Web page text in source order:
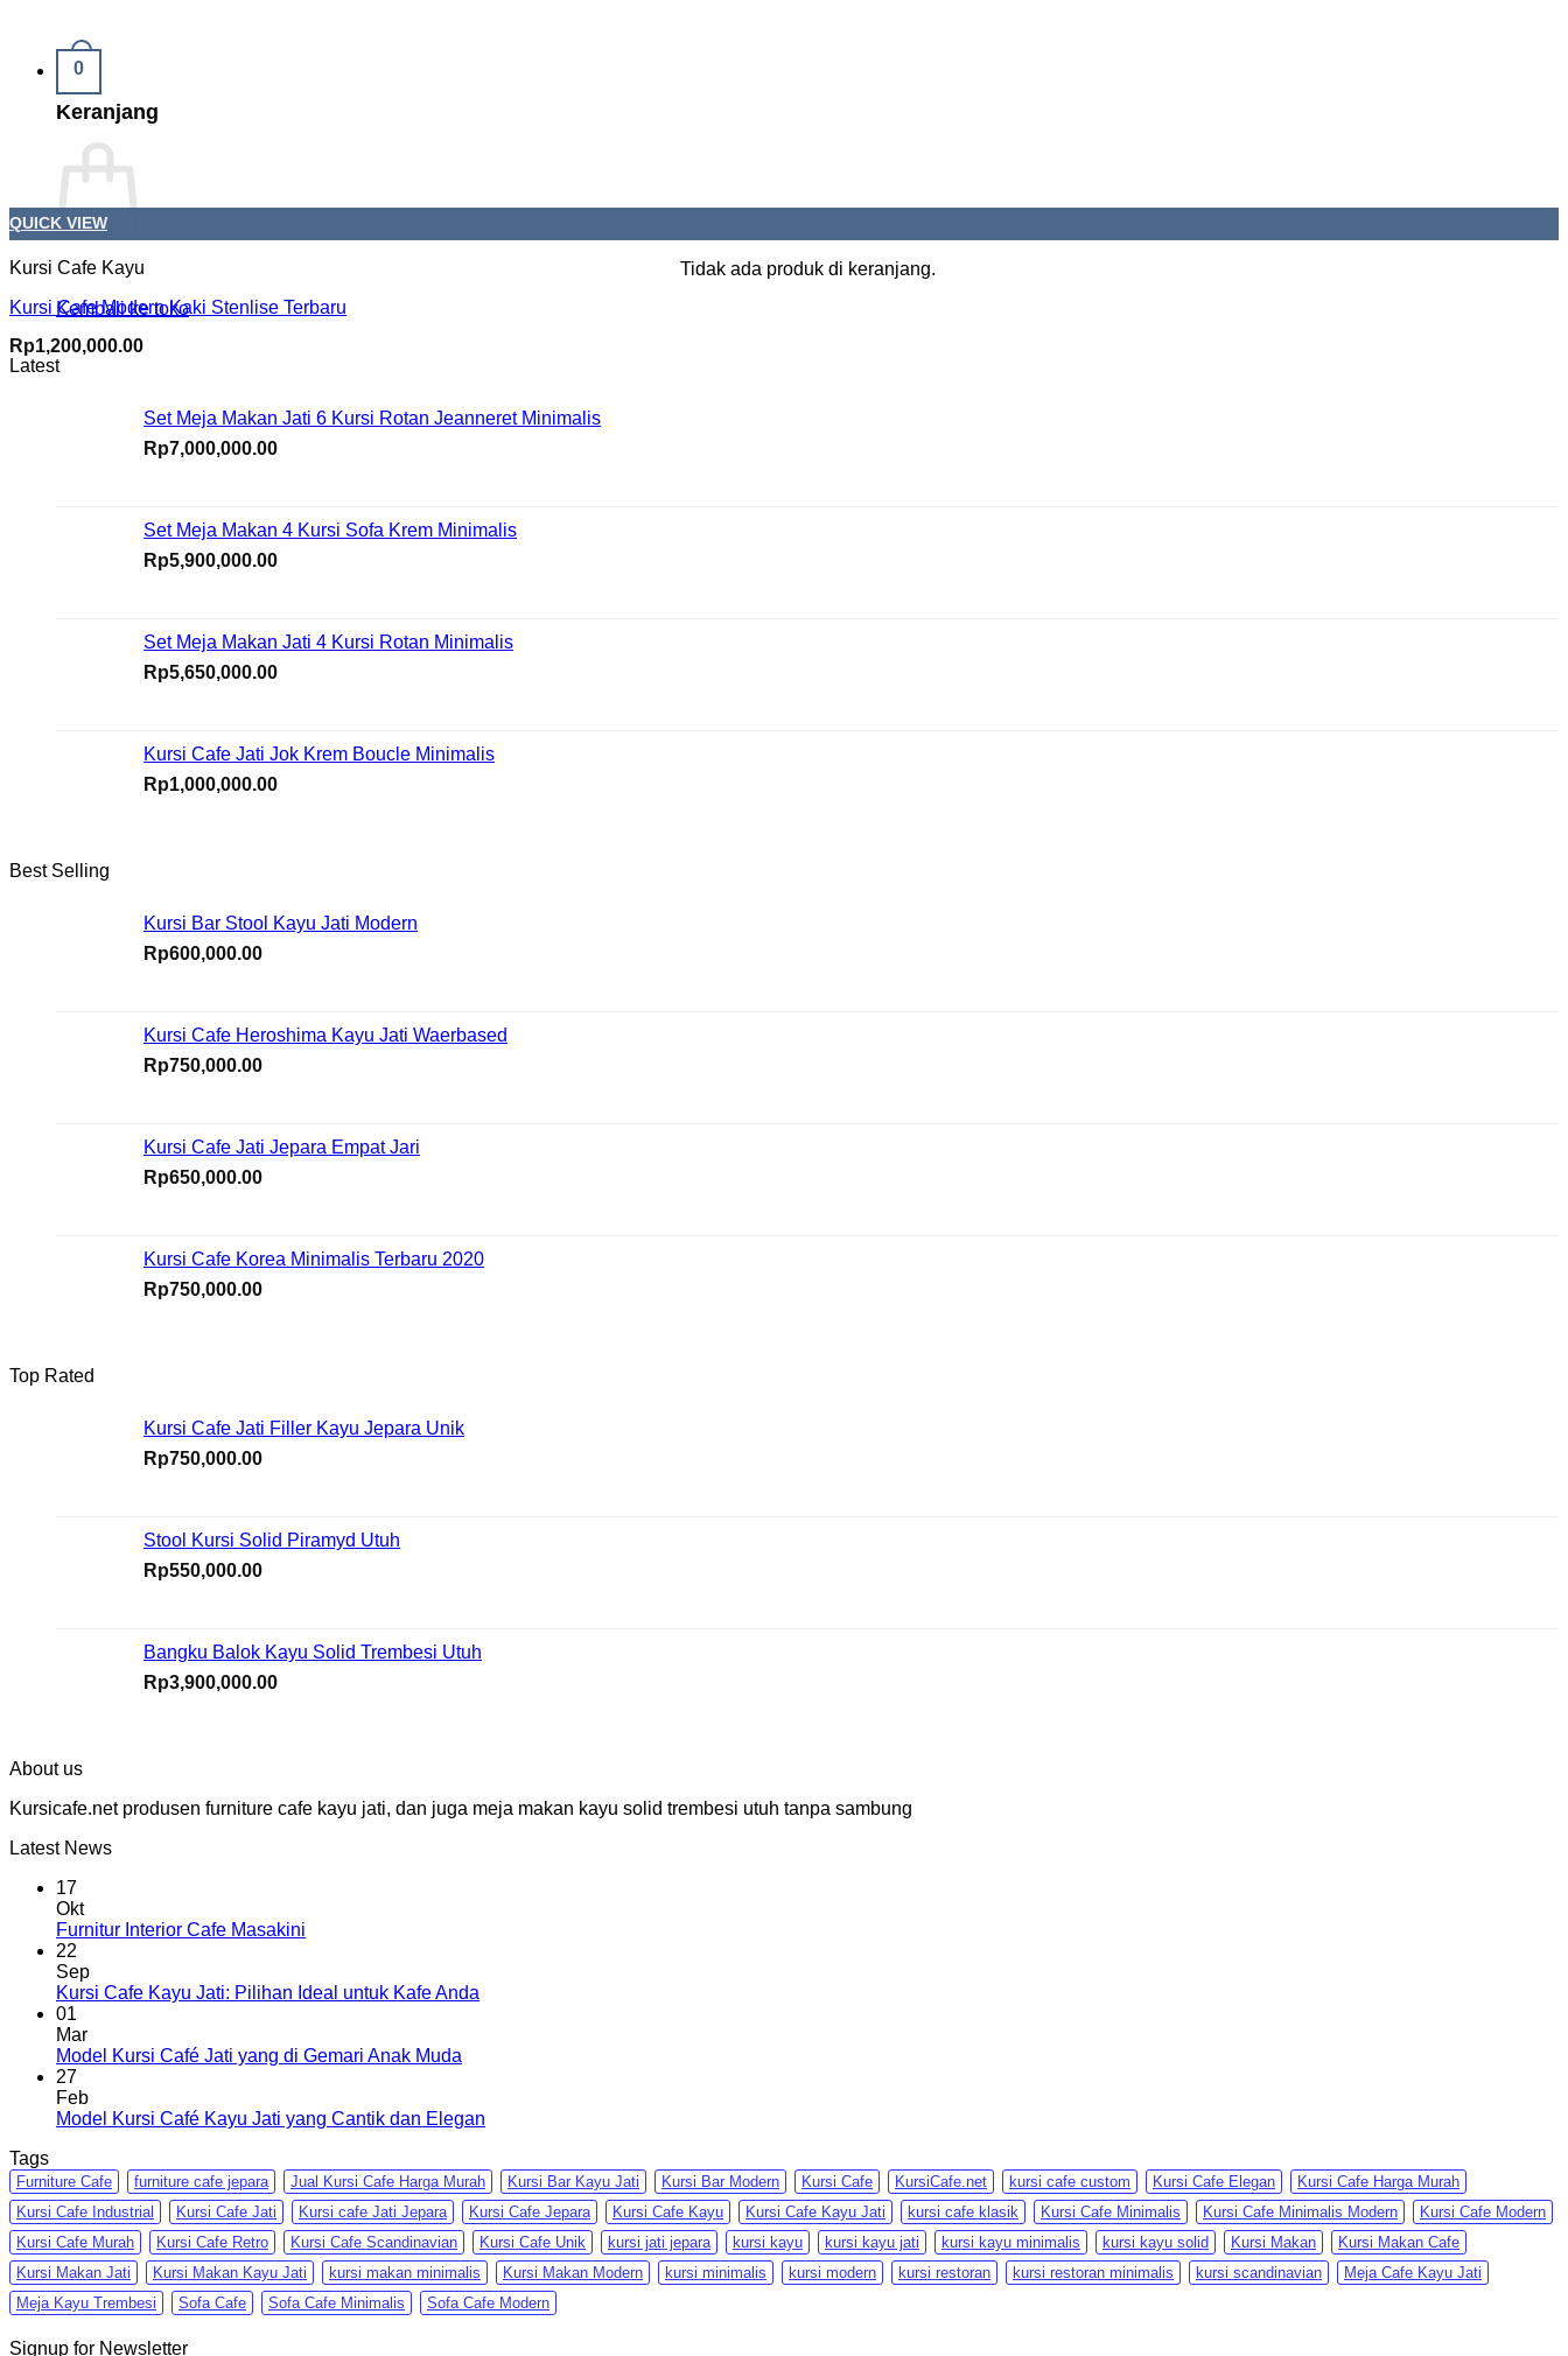
0
Keranjang
Tidak ada produk di keranjang.
Kembali ke toko
QUICK VIEW
Kursi Cafe Kayu
Kursi Cafe Modern Kaki Stenlise Terbaru
Rp1,200,000.00
Latest
Set Meja Makan Jati 6 Kursi Rotan Jeanneret Minimalis
Rp7,000,000.00
Set Meja Makan 4 Kursi Sofa Krem Minimalis
Rp5,900,000.00
Set Meja Makan Jati 4 Kursi Rotan Minimalis
Rp5,650,000.00
Kursi Cafe Jati Jok Krem Boucle Minimalis
Rp1,000,000.00
Best Selling
Kursi Bar Stool Kayu Jati Modern
Rp600,000.00
Kursi Cafe Heroshima Kayu Jati Waerbased
Rp750,000.00
Kursi Cafe Jati Jepara Empat Jari
Rp650,000.00
Kursi Cafe Korea Minimalis Terbaru 2020
Rp750,000.00
Top Rated
Kursi Cafe Jati Filler Kayu Jepara Unik
Rp750,000.00
Stool Kursi Solid Piramyd Utuh
Rp550,000.00
Bangku Balok Kayu Solid Trembesi Utuh
Rp3,900,000.00
About us
Kursicafe.net produsen furniture cafe kayu jati, dan juga meja makan kayu solid trembesi utuh tanpa sambung
Latest News
17
Okt
Furnitur Interior Cafe Masakini
22
Sep
Kursi Cafe Kayu Jati: Pilihan Ideal untuk Kafe Anda
01
Mar
Model Kursi Café Jati yang di Gemari Anak Muda
27
Feb
Model Kursi Café Kayu Jati yang Cantik dan Elegan
Tags
Furniture Cafe furniture cafe jepara Jual Kursi Cafe Harga Murah Kursi Bar Kayu Jati Kursi Bar Modern Kursi Cafe KursiCafe.net kursi cafe custom Kursi Cafe Elegan
Kursi Cafe Harga Murah
Kursi Cafe Industrial
Kursi Cafe Jati Kursi cafe Jati Jepara Kursi Cafe Jepara Kursi Cafe Kayu Kursi Cafe Kayu Jati kursi cafe klasik Kursi Cafe Minimalis Kursi Cafe Minimalis Modern
Kursi Cafe Modern
Kursi Cafe Murah
Kursi Cafe Retro Kursi Cafe Scandinavian Kursi Cafe Unik kursi jati jepara kursi kayu kursi kayu jati kursi kayu minimalis kursi kayu solid Kursi Makan
Kursi Makan Cafe
Kursi Makan Jati
Kursi Makan Kayu Jati kursi makan minimalis Kursi Makan Modern kursi minimalis kursi modern kursi restoran kursi restoran minimalis kursi scandinavian
Meja Cafe Kayu Jati
Meja Kayu Trembesi
Sofa Cafe Sofa Cafe Minimalis Sofa Cafe Modern
Signup for Newsletter